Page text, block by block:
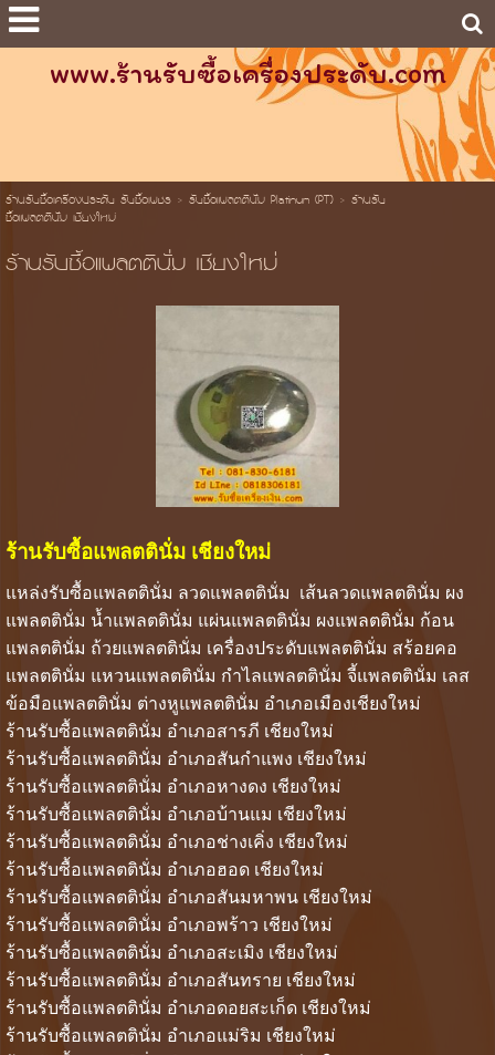
www.ร้านรับซื้อเครื่องประดับ.com
ร้านรับซื้อเครื่องประดับ รับซื้อเพชร> รับซื้อแพลตตินั่ม Platinum (PT)> ร้านรับ
ซื้อแพลตตินั่ม เชียงใหม่
ร้านรับซื้อแพลตตินั่ม เชียงใหม่
ร้านรับซื้อแพลตตินั่ม เชียงใหม่
แหล่งรับซื้อแพลตตินั่ม ลวดแพลตตินั่ม เส้นลวดแพลตตินั่ม ผง
แพลตตินั่ม น้ำแพลตตินั่ม แผ่นแพลตตินั่ม ผงแพลตตินั่ม ก้อน
แพลตตินั่ม ถ้วยแพลตตินั่ม เครื่องประดับแพลตตินั่ม สร้อยคอ
แพลตตินั่ม แหวนแพลตตินั่ม กำไลแพลตตินั่ม จี้แพลตตินั่ม เลส
ข้อมือแพลตตินั่ม ต่างหูแพลตตินั่ม อำเภอเมืองเชียงใหม่
ร้านรับซื้อแพลตตินั่ม อำเภอสารภี เชียงใหม่
ร้านรับซื้อแพลตตินั่ม อำเภอสันกำแพง เชียงใหม่
ร้านรับซื้อแพลตตินั่ม อำเภอหางดง เชียงใหม่
ร้านรับซื้อแพลตตินั่ม อำเภอบ้านแม เชียงใหม่
ร้านรับซื้อแพลตตินั่ม อำเภอช่างเคิ่ง เชียงใหม่
ร้านรับซื้อแพลตตินั่ม อำเภอฮอด เชียงใหม่
ร้านรับซื้อแพลตตินั่ม อำเภอสันมหาพน เชียงใหม่
ร้านรับซื้อแพลตตินั่ม อำเภอพร้าว เชียงใหม่
ร้านรับซื้อแพลตตินั่ม อำเภอสะเมิง เชียงใหม่
ร้านรับซื้อแพลตตินั่ม อำเภอสันทราย เชียงใหม่
ร้านรับซื้อแพลตตินั่ม อำเภอดอยสะเก็ด เชียงใหม่
ร้านรับซื้อแพลตตินั่ม อำเภอแม่ริม เชียงใหม่